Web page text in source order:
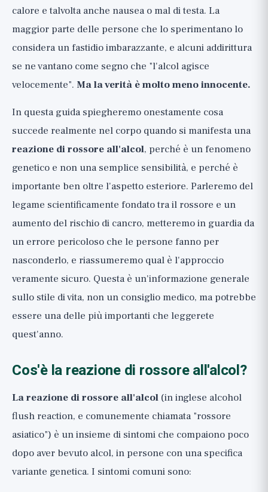
Perché è importante: il legame con il
cancro all'esofago
Avvertimento: non nascondere il rossore
con i farmaci
Cosa fare invece: l'approccio sicuro
Riepilogo: ascolta il segnale di
calore e talvolta anche nausea o mal di testa. La
maggior parte delle persone che lo sperimentano lo
considera un fastidio imbarazzante, e alcuni addirittura
se ne vantano come segno che "l'alcol agisce
velocemente". Ma la verità è molto meno innocente.
In questa guida spiegheremo onestamente cosa
succede realmente nel corpo quando si manifesta una
reazione di rossore all'alcol, perché è un fenomeno
genetico e non una semplice sensibilità, e perché è
importante ben oltre l'aspetto esteriore. Parleremo del
legame scientificamente fondato tra il rossore e un
aumento del rischio di cancro, metteremo in guardia da
un errore pericoloso che le persone fanno per
nasconderlo, e riassumeremo qual è l'approccio
veramente sicuro. Questa è un'informazione generale
sullo stile di vita, non un consiglio medico, ma potrebbe
essere una delle più importanti che leggerete
quest'anno.
Cos'è la reazione di rossore all'alcol?
La reazione di rossore all'alcol (in inglese alcohol
flush reaction, e comunemente chiamata "rossore
asiatico") è un insieme di sintomi che compaiono poco
dopo aver bevuto alcol, in persone con una specifica
variante genetica. I sintomi comuni sono: